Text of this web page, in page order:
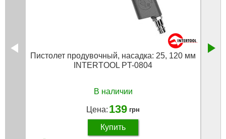
Пистолет продувочный, насадка: 25, 120 мм
INTERTOOL PT-0804
В наличии
Цена: 139 грн
Купить